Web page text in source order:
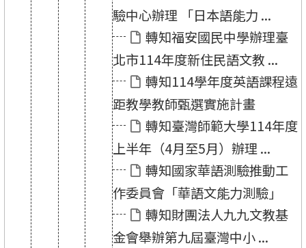
驗中心辦理 「日本語能力 ...
轉知福安國民中學辦理臺
北市114年度新住民語文教 ...
轉知114學年度英語課程遠
距教學教師甄選實施計畫
轉知臺灣師範大學114年度
上半年（4月至5月）辦理 ...
轉知國家華語測驗推動工
作委員會「華語文能力測驗」
轉知財團法人九九文教基
金會舉辦第九屆臺灣中小 ...